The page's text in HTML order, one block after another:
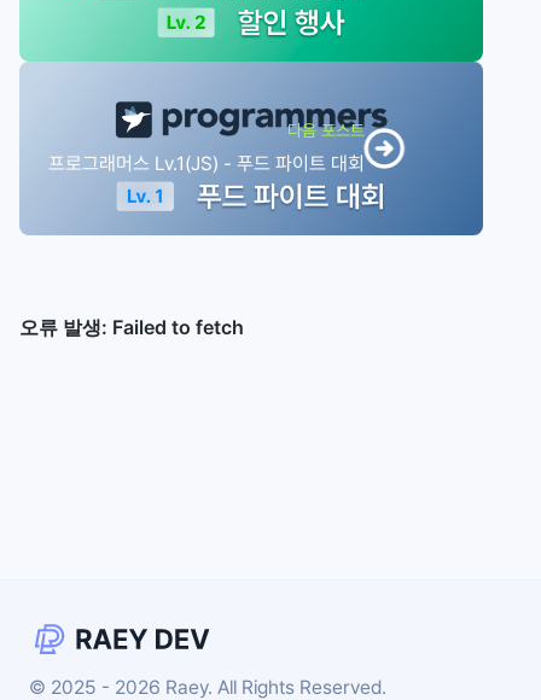
다음 포스트
프로그래머스 Lv.1(JS) - 푸드 파이트 대회
© 2025 - 2026 Raey. All Rights Reserved.